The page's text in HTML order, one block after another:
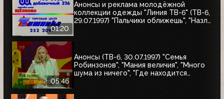
01:20
Анонсы и реклама молодёжной
коллекции одежды "Линия ТВ-6" (ТВ-6,
29.07.1997) "Пальчики оближешь", "Назло
05:46
Анонсы (ТВ-6, 30.07.1997) "Семья
Робинзонов", "Мания величия", "Много
шума из ничего", "Где находится